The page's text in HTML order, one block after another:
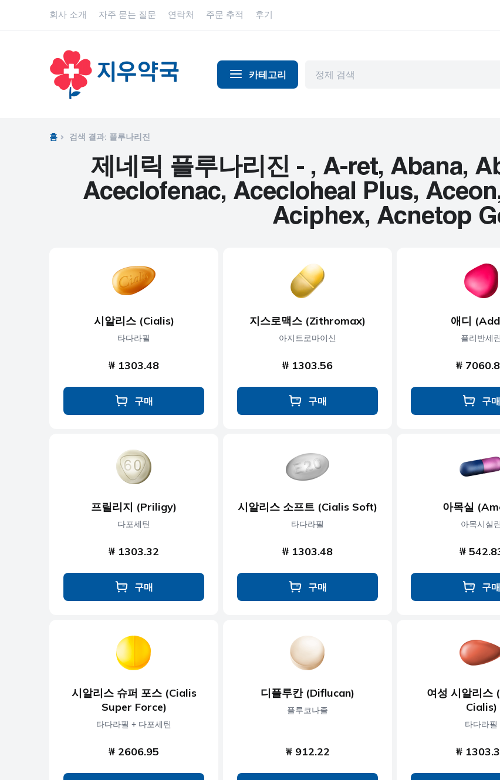
회사 소개 자주 묻는 질문 연락처 주문 추적 후기
카테고리
동물 건강
항염증제
항기생충제
뷰티 제품
피임
내부용
발기부전
HIV
고혈압
남성 건강
근육 이완제
홈 검색 결과: 플루나리진
제네릭 플루나리진 - , A-ret, Abana,
Aceclofenac, Acecloheal Plus,
Aciphex, Acnetop
시알리스 (Cialis)
타다라필
₩ 1303.48
구매
지스로맥스 (Zithromax)
아지트로마이신
₩ 1303.56
구매
애디
플리반세린
₩
구매
프릴리지 (Priligy)
다포세틴
₩ 1303.32
구매
시알리스 소프트 (Cialis Soft)
타다라필
₩ 1303.48
구매
아목실
아목시실린
₩
구매
시알리스 슈퍼 포스 (Cialis
Super Force)
타다라필 + 다포세틴
₩ 2606.95
디플루칸 (Diflucan)
플루코나졸
₩ 912.22
여성 시알리스
Cialis)
타다라필
₩